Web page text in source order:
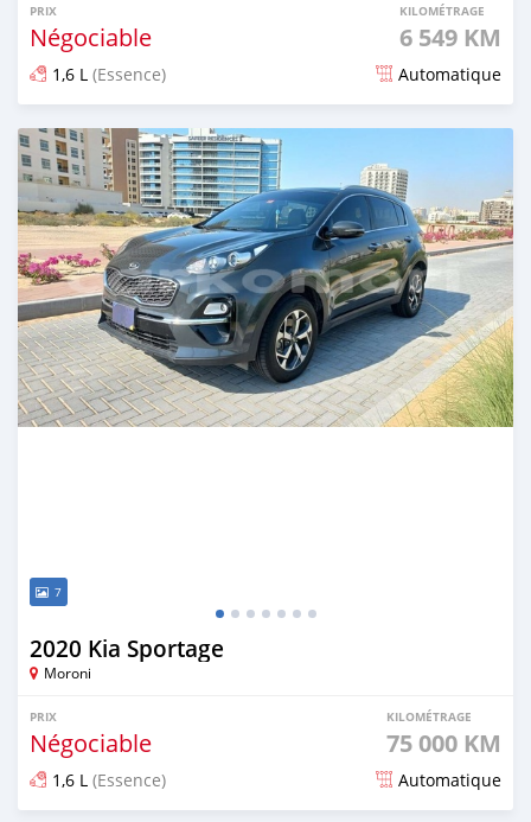
PRIX
Négociable
KILOMÉTRAGE
6 549 KM
1,6 L (Essence) Automatique
Publié il y a plus d'un an
7
2020 Kia Sportage
Moroni
PRIX
Négociable
KILOMÉTRAGE
75 000 KM
1,6 L (Essence) Automatique